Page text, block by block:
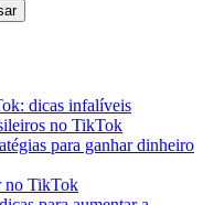
dicas infalíveis
no TikTok
para ganhar dinheiro
no TikTok